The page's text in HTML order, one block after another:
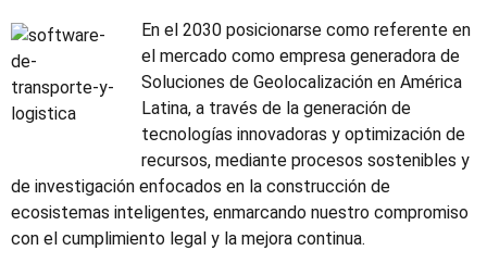
En el 2030 posicionarse como referente en
el mercado como empresa generadora de
Soluciones de Geolocalización en América
Latina, a través de la generación de
tecnologías innovadoras y optimización de
recursos, mediante procesos sostenibles y
de investigación enfocados en la construcción de
ecosistemas inteligentes, enmarcando nuestro compromiso
con el cumplimiento legal y la mejora continua.